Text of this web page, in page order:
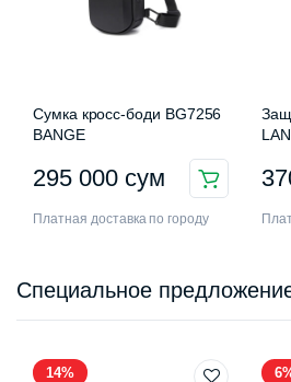
Сумка кросс-боди BG7256
BANGE
295 000 сум
Платная доставка по городу
Специальное
14%